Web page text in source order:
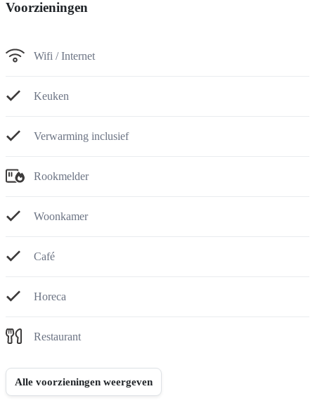
Voorzieningen
Wifi / Internet
Keuken
Verwarming inclusief
Rookmelder
Woonkamer
Café
Horeca
Restaurant
Alle voorzieningen weergeven